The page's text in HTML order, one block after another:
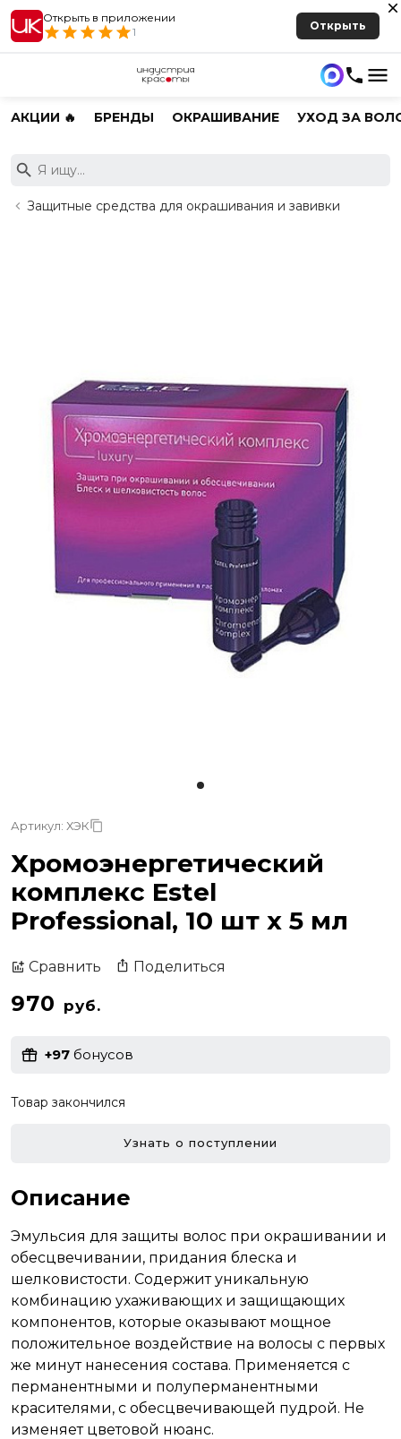
Открыть в приложении
1
Открыть
АКЦИИ 🔥 БРЕНДЫ ОКРАШИВАНИЕ УХОД ЗА
Защитные средства для окрашивания и завивки
Артикул: ХЭК
Хромоэнергетический
комплекс Estel
Professional, 10 шт x 5 мл
Сравнить Поделиться
970 руб.
+97 бонусов
Товар закончился
Узнать о поступлении
Описание
Эмульсия для защиты волос при окрашивании и
обесцвечивании, придания блеска и
шелковистости. Содержит уникальную
комбинацию ухаживающих и защищающих
компонентов, которые оказывают мощное
положительное воздействие на волосы с первых
же минут нанесения состава. Применяется с
перманентными и полуперманентными
красителями, с обесцвечивающей пудрой. Не
изменяет цветовой нюанс.